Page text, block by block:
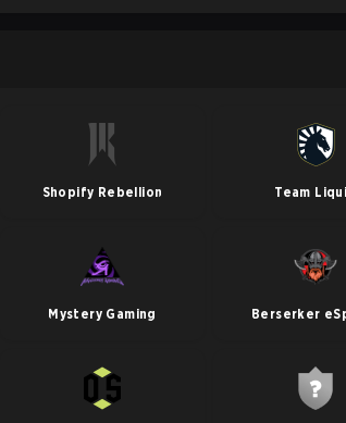
Shopify Rebellion Team
Mystery Gaming Berserker